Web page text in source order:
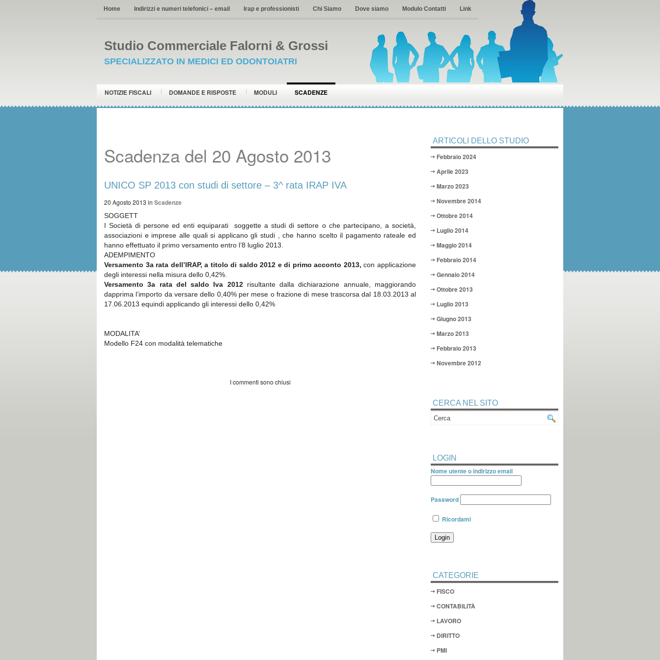
Home Indirizzi e numeri telefonici – email Irap e professionisti Chi Siamo Dove siamo Modulo Contatti Link
Studio Commerciale Falorni & Grossi
SPECIALIZZATO IN MEDICI ED ODONTOIATRI
NOTIZIE FISCALI DOMANDE E RISPOSTE MODULI SCADENZE
Scadenza del 20 Agosto 2013
UNICO SP 2013 con studi di settore – 3^ rata IRAP IVA
20 Agosto 2013 in Scadenze
SOGGETT
I Società di persone ed enti equiparati soggette a studi di settore o che partecipano, a società,
associazioni e imprese alle quali si applicano gli studi , che hanno scelto il pagamento rateale ed
hanno effettuato il primo versamento entro l’8 luglio 2013.
ADEMPIMENTO
Versamento 3a rata dell’IRAP, a titolo di saldo 2012 e di primo acconto 2013, con applicazione
degli interessi nella misura dello 0,42%.
Versamento 3a rata del saldo Iva 2012risultante dalla dichiarazione annuale, maggiorando
dapprima l’importo da versare dello 0,40% per mese o frazione di mese trascorsa dal 18.03.2013 al
17.06.2013 equindi applicando gli interessi dello 0,42%
MODALITA’
Modello F24 con modalità telematiche
I commenti sono chiusi
ARTICOLI DELLO STUDIO
Febbraio 2024
Aprile 2023
Marzo 2023
Novembre 2014
Ottobre 2014
Luglio 2014
Maggio 2014
Febbraio 2014
Gennaio 2014
Ottobre 2013
Luglio 2013
Giugno 2013
Marzo 2013
Febbraio 2013
Novembre 2012
CERCA NEL SITO
LOGIN
Nome utente o indirizzo email
Password
Ricordami
CATEGORIE
FISCO
CONTABILITÀ
LAVORO
DIRITTO
PMI